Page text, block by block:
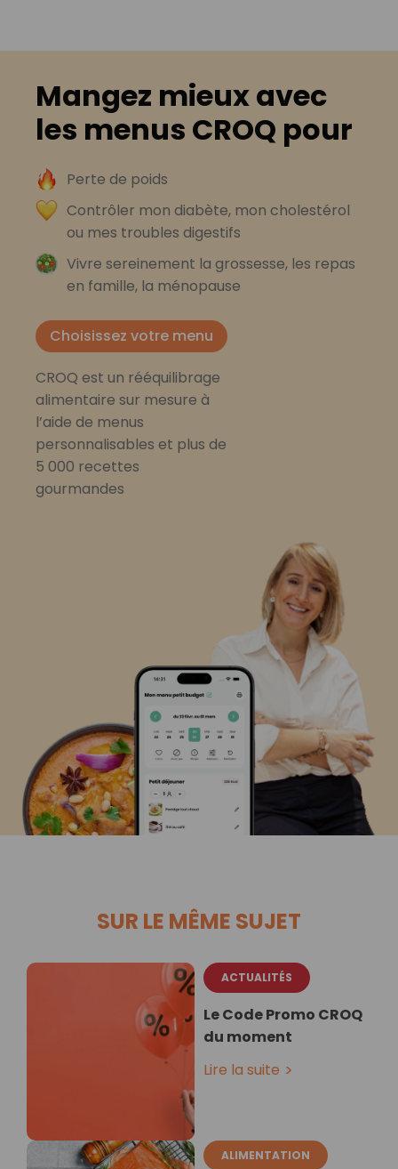
Mangez mieux avec
les menus CROQ pour
Perte de poids
Contrôler mon diabète, mon cholestérol
ou mes troubles digestifs
Vivre sereinement la grossesse, les repas
en famille, la ménopause
Choisissez votre menu
CROQ est un rééquilibrage
alimentaire sur mesure à
l’aide de menus
personnalisables et plus de
5 000 recettes
gourmandes
SUR LE MÊME SUJET
ACTUALITÉS
Le Code Promo CROQ
du moment
Lire la suite
ALIMENTATION